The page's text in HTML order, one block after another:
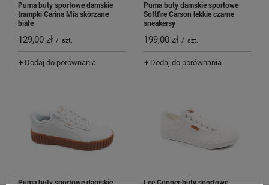
Puma buty sportowe damskie
trampki Carina Mia skórzane
białe
129,00 zł / szt.
+ Dodaj do porównania
Puma buty damskie sportowe
Softfire Carson lekkie czarne
sneakersy
199,00 zł / szt.
+ Dodaj do porównania
Puma buty sportowe damskie
Lee Cooper buty sportowe